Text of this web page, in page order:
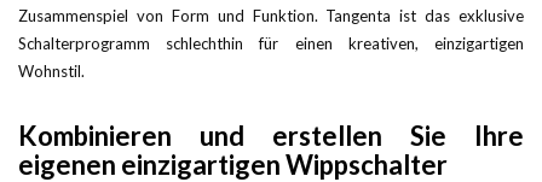
Zusammenspiel von Form und Funktion. Tangenta ist das exklusive
Schalterprogramm schlechthin für einen kreativen, einzigartigen
Wohnstil.
Kombinieren und erstellen Sie Ihre
eigenen einzigartigen Wippschalter